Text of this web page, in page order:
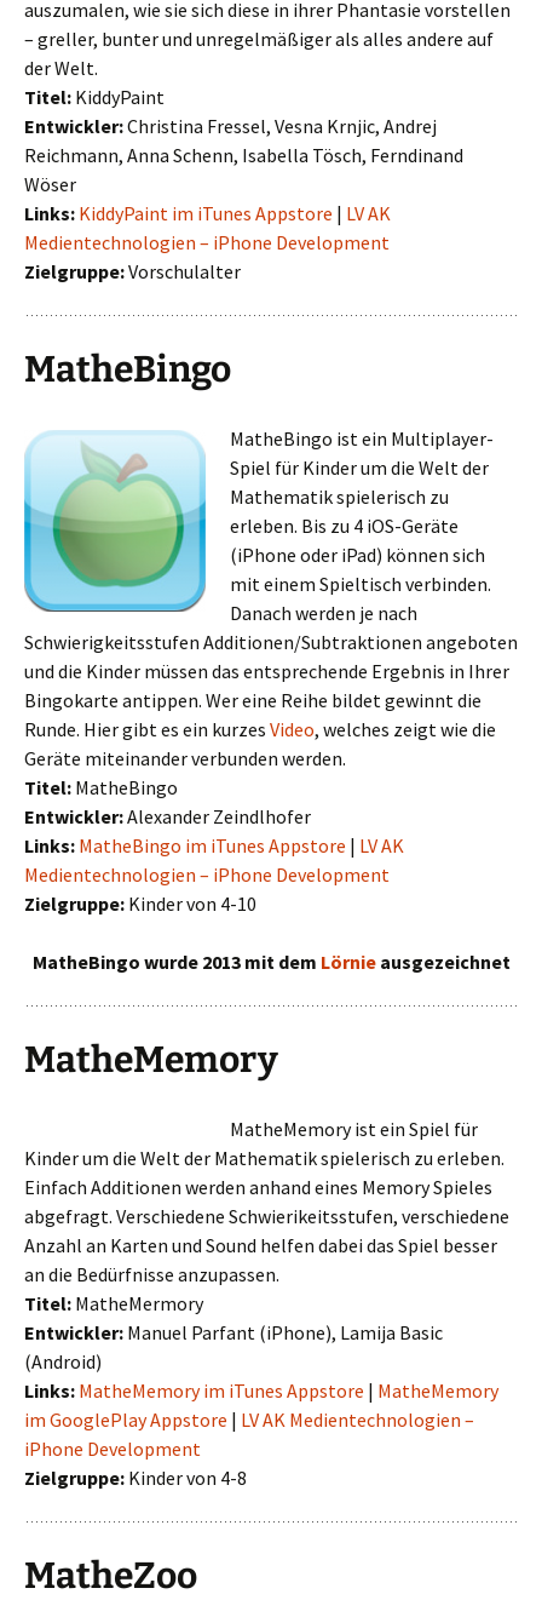
auszumalen, wie sie sich diese in ihrer Phantasie vorstellen
– greller, bunter und unregelmäßiger als alles andere auf
der Welt.
Titel: KiddyPaint
Entwickler:Christina Fressel, Vesna Krnjic, Andrej
Reichmann, Anna Schenn, Isabella Tösch, Ferndinand
Wöser
Links: KiddyPaint im iTunes Appstore | LV AK
Medientechnologien – iPhone Development
Zielgruppe:Vorschulalter
MatheBingo
MatheBingo ist ein Multiplayer-
Spiel für Kinder um die Welt der
Mathematik spielerisch zu
erleben. Bis zu 4 iOS-Geräte
(iPhone oder iPad) können sich
mit einem Spieltisch verbinden.
Danach werden je nach
Schwierigkeitsstufen Additionen/Subtraktionen angeboten
und die Kinder müssen das entsprechende Ergebnis in Ihrer
Bingokarte antippen. Wer eine Reihe bildet gewinnt die
Runde. Hier gibt es ein kurzes Video, welches zeigt wie die
Geräte miteinander verbunden werden.
Titel: MatheBingo
Entwickler:Alexander Zeindlhofer
Links: MatheBingo im iTunes Appstore | LV AK
Medientechnologien – iPhone Development
Zielgruppe: Kinder von 4-10
MatheBingo wurde 2013 mit dem Lörnieausgezeichnet
MatheMemory
MatheMemory ist ein Spiel für
Kinder um die Welt der Mathematik spielerisch zu erleben.
Einfach Additionen werden anhand eines Memory Spieles
abgefragt. Verschiedene Schwierikeitsstufen, verschiedene
Anzahl an Karten und Sound helfen dabei das Spiel besser
an die Bedürfnisse anzupassen.
Titel: MatheMermory
Entwickler: Manuel Parfant (iPhone), Lamija Basic
(Android)
Links: MatheMemory im iTunes Appstore | MatheMemory
im GooglePlay Appstore | LV AK Medientechnologien –
iPhone Development
Zielgruppe: Kinder von 4-8
MatheZoo